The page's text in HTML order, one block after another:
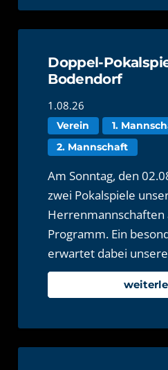
Doppel-
Bodendorf
1.08.26
Verein
1.
2. Mannschaft
Am Sonntag, den
zwei Pokalspiele
Herrenmannschaften
Programm. Ein
erwartet dabei